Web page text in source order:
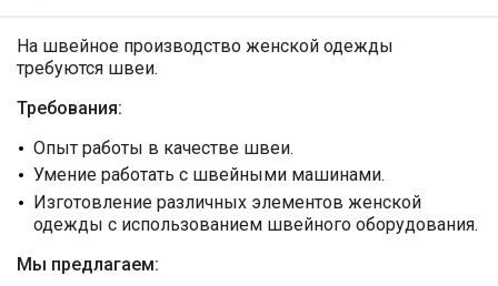
На швейное производство женской одежды
требуются швеи.
Требования:
Опыт работы в качестве швеи.
Умение работать с швейными машинами.
Изготовление различных элементов женской
одежды с использованием швейного оборудования.
Мы предлагаем: